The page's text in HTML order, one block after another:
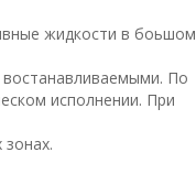
жидкости в боьшом
По
исполнении. При